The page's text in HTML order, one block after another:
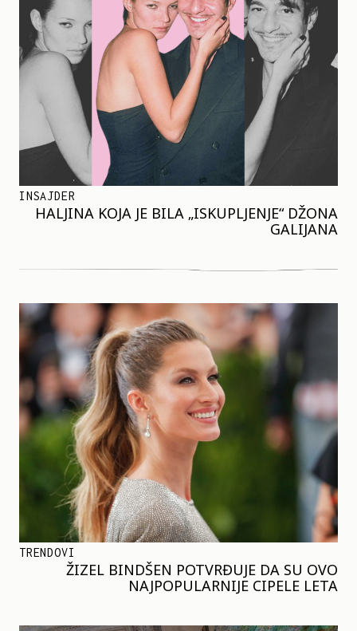
INSAJDER
HALJINA KOJA JE BILA „ISKUPLJENJE“ DŽONA
GALIJANA
TRENDOVI
ŽIZEL BINDŠEN POTVRĐUJE DA SU OVO
NAJPOPULARNIJE CIPELE LETA